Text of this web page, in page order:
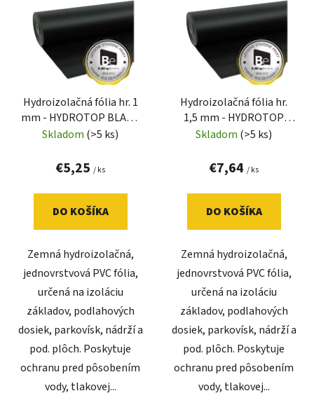
Hydroizolačná fólia hr. 1
mm - HYDROTOP BLACK
10
Skladom (>5 ks)
€5,25 / ks
DO KOŠÍKA
Zemná hydroizolačná,
jednovrstvová PVC fólia,
určená na izoláciu
základov, podlahových
dosiek, parkovísk, nádrží a
pod. plôch. Poskytuje
ochranu pred pôsobením
vody, tlakovej...
Hydroizolačná fólia hr.
1,5 mm - HYDROTOP
BLACK 15
Skladom (>5 ks)
€7,64 / ks
DO KOŠÍKA
Zemná hydroizolačná,
jednovrstvová PVC fólia,
určená na izoláciu
základov, podlahových
dosiek, parkovísk, nádrží a
pod. plôch. Poskytuje
ochranu pred pôsobením
vody, tlakovej...